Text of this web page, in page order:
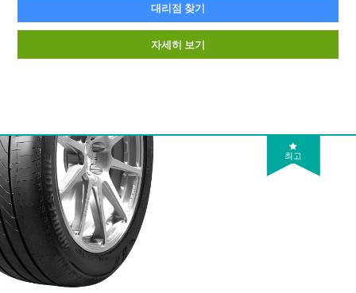
대리점 찾기
자세히 보기
최고